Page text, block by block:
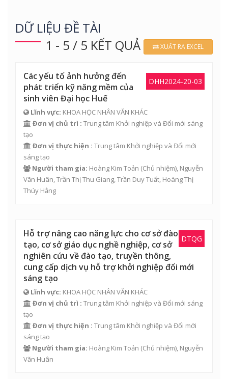
DỮ LIỆU ĐỀ TÀI
1 - 5 / 5 KẾT QUẢ
XUẤT RA EXCEL
DHH2024-20-03
Các yếu tố ảnh hưởng đến
phát triển kỹ năng mềm của
sinh viên Đại học Huế
Lĩnh vực: KHOA HỌC NHÂN VĂN KHÁC
Đơn vị chủ trì : Trung tâm Khởi nghiệp và Đổi mới sáng
tạo
Đơn vị thực hiện : Trung tâm Khởi nghiệp và Đổi mới
sáng tạo
Người tham gia: Hoàng Kim Toản (Chủ nhiệm), Nguyễn
Văn Huân,Trần Thị Thu Giang, Trần Duy Tuất, Hoàng Thị
Thúy Hằng
DTQG
Hỗ trợ nâng cao năng lực cho cơ sở đào
tạo, cơ sở giáo dục nghề nghiệp, cơ sở
nghiên cứu về đào tạo, truyền thông,
cung cấp dịch vụ hỗ trợ khởi nghiệp đổi mới
sáng tạo
Lĩnh vực: KHOA HỌC NHÂN VĂN KHÁC
Đơn vị chủ trì : Trung tâm Khởi nghiệp và Đổi mới sáng
tạo
Đơn vị thực hiện : Trung tâm Khởi nghiệp và Đổi mới
sáng tạo
Người tham gia: Hoàng Kim Toản (Chủ nhiệm), Nguyễn
Văn Huân